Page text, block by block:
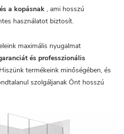
a kopásnak , ami hosszú
használatot biztosít.
maximális nyugalmat
és professzionális
Hiszünk termékeink minőségében, és
szolgáljanak Önt hosszú